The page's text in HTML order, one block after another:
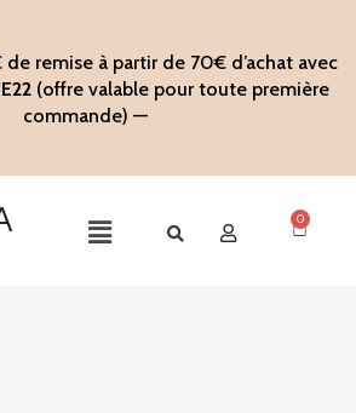
remise à partir de 70€ d’achat avec
(offre valable pour toute première
commande) —
Main
0
Panier